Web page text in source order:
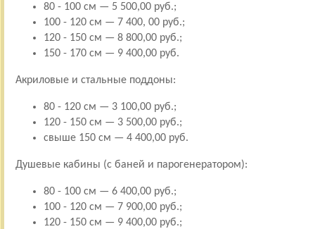
80 - 100 см — 5 500,00 руб.;
100 - 120 см — 7 400, 00 руб.;
120 - 150 см — 8 800,00 руб.;
150 - 170 см — 9 400,00 руб.
Акриловые и стальные поддоны:
80 - 120 см — 3 100,00 руб.;
120 - 150 см — 3 500,00 руб.;
свыше 150 см — 4 400,00 руб.
Душевые кабины (с баней и парогенератором):
80 - 100 см — 6 400,00 руб.;
100 - 120 см — 7 900,00 руб.;
120 - 150 см — 9 400,00 руб.;